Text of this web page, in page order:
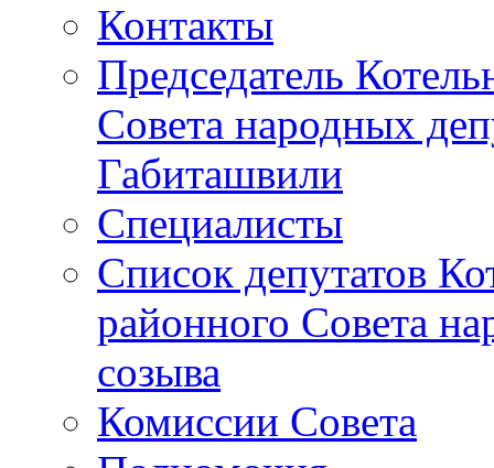
Контакты
Председатель
Совета народных
Габиташвили
Специалисты
Список депутатов
районного Совета
созыва
Комиссии Совета